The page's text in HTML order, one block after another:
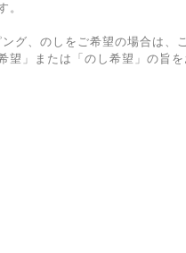
。
グ、のしをご希望の場合は、
望」または「のし希望」の旨を